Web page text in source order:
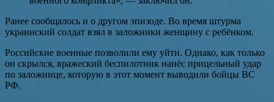
Ранее сообщалось и о другом эпизоде. Во время штурма
украинский солдат взял в заложники женщину с ребёнком.
Российские военные позволили ему уйти. Однако, как только
он скрылся, вражеский беспилотник нанёс прицельный удар
по заложнице, которую в этот момент выводили бойцы ВС
РФ.